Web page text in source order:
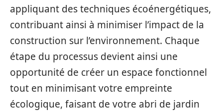
appliquant des techniques écoénergétiques,
contribuant ainsi à minimiser l’impact de la
construction sur l’environnement. Chaque
étape du processus devient ainsi une
opportunité de créer un espace fonctionnel
tout en minimisant votre empreinte
écologique, faisant de votre abri de jardin